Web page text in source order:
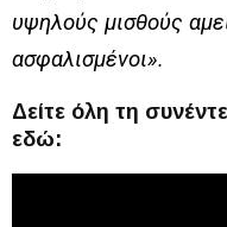
υψηλούς μισθούς
ασφαλισμένοι».
Δείτε όλη τη
εδώ: